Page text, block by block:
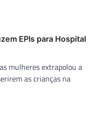
EPIs para Hospital
mulheres extrapolou a
as crianças na